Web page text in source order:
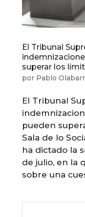
El Tribunal
superar los
por Pablo
El Tribunal
pueden
Sala de lo
ha dictado la
de julio, en la
sobre una